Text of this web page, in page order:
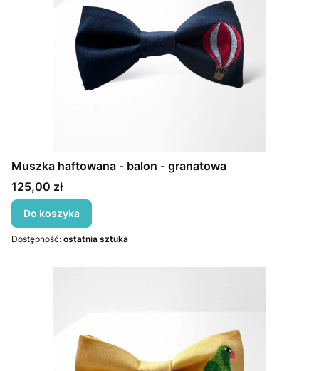
Muszka haftowana - balon - granatowa
Cena
125,00 zł
Do koszyka
Dostępność: ostatnia sztuka